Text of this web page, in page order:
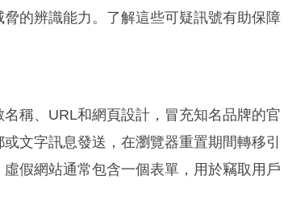
的辨識能力。了解這些可疑訊號有助保障
稱、URL和網頁設計，冒充知名品牌的官
文字訊息發送，在瀏覽器重置期間轉移引
假網站通常包含一個表單，用於竊取用戶